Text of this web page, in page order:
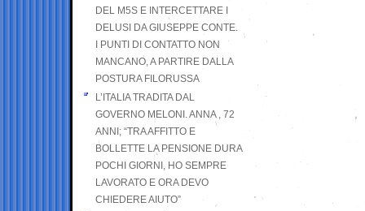
DEL M5S E INTERCETTARE I
DELUSI DA GIUSEPPE CONTE.
I PUNTI DI CONTATTO NON
MANCANO, A PARTIRE DALLA
POSTURA FILORUSSA
L’ITALIA TRADITA DAL
GOVERNO MELONI. ANNA , 72
ANNI; “TRA AFFITTO E
BOLLETTE LA PENSIONE DURA
POCHI GIORNI, HO SEMPRE
LAVORATO E ORA DEVO
CHIEDERE AIUTO”